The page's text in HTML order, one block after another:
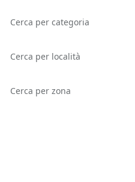
Cerca per categoria
Cerca per località
Cerca per zona